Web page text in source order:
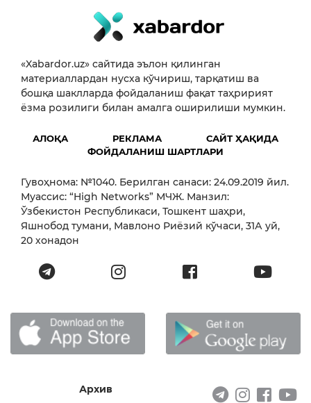
«Xabardor.uz» сайтида эълон қилинган
материаллардан нусха кўчириш, тарқатиш ва
бошқа шаклларда фойдаланиш фақат таҳририят
ёзма розилиги билан амалга оширилиши мумкин.
АЛОҚА РЕКЛАМА
САЙТ ҲАҚИДА
ФОЙДАЛАНИШ ШАРТЛАРИ
Гувоҳнома: №1040. Берилган санаси: 24.09.2019 йил.
Муассис: “High Networks” МЧЖ. Манзил:
Ўзбекистон Республикаси, Тошкент шаҳри,
Яшнобод тумани, Мавлоно Риёзий кўчаси, 31А уй,
20 хонадон
Архив